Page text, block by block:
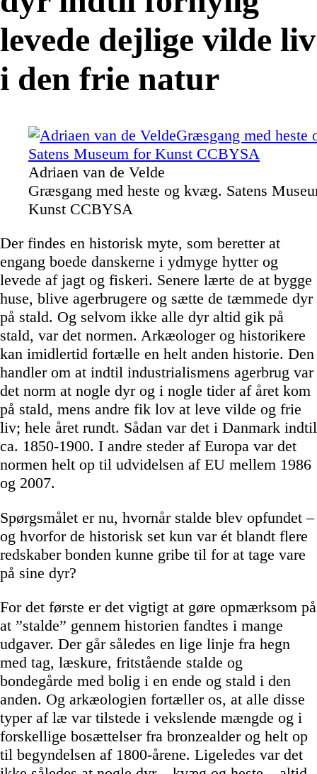
levede dejlige vilde liv
i den frie natur
Adriaen van de Velde
Græsgang med heste og kvæg. Satens
Kunst CCBYSA
Der findes en historisk myte, som beretter at
engang boede danskerne i ydmyge hytter og
levede af jagt og fiskeri. Senere lærte de at bygge
huse, blive agerbrugere og sætte de tæmmede dyr
på stald. Og selvom ikke alle dyr altid gik på
stald, var det normen. Arkæologer og historikere
kan imidlertid fortælle en helt anden historie. Den
handler om at indtil industrialismens agerbrug var
det norm at nogle dyr og i nogle tider af året kom
på stald, mens andre fik lov at leve vilde og frie
liv; hele året rundt. Sådan var det i Danmark indtil
ca. 1850-1900. I andre steder af Europa var det
normen helt op til udvidelsen af EU mellem 1986
og 2007.
Spørgsmålet er nu, hvornår stalde blev opfundet –
og hvorfor de historisk set kun var ét blandt flere
redskaber bonden kunne gribe til for at tage vare
på sine dyr?
For det første er det vigtigt at gøre opmærksom på
at ”stalde” gennem historien fandtes i mange
udgaver. Der går således en lige linje fra hegn
med tag, læskure, fritstående stalde og
bondegårde med bolig i en ende og stald i den
anden. Og arkæologien fortæller os, at alle disse
typer af læ var tilstede i vekslende mængde og i
forskellige bosættelser fra bronzealder og helt op
til begyndelsen af 1800-årene. Ligeledes var det